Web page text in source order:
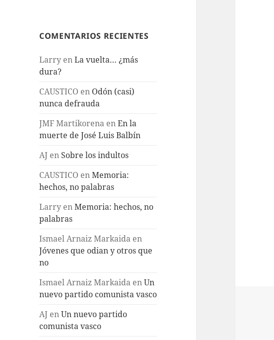
COMENTARIOS RECIENTES
Larry enLa vuelta… ¿más
dura?
CAUSTICO en Odón (casi)
nunca defrauda
JMF Martikorena enEn la
muerte de José Luis Balbín
AJ en Sobre los indultos
CAUSTICO enMemoria:
hechos, no palabras
Larry enMemoria: hechos, no
palabras
Ismael Arnaiz Markaida en
Jóvenes que odian y otros que
no
Ismael Arnaiz Markaida enUn
nuevo partido comunista vasco
AJ enUn nuevo partido
comunista vasco